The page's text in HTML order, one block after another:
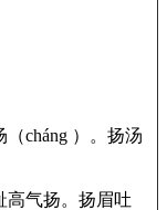
cháng ）。扬汤
高气扬。扬眉吐